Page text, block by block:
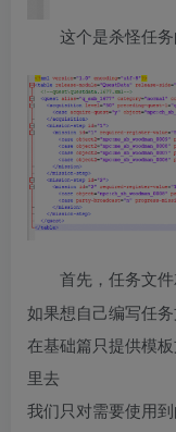
这个是杀怪任
首先，任务文
如果想自己编写任
在基础篇只提供模
里去
我们只对需要使用